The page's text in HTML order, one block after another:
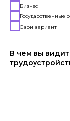
Бизнес
Государственные
Свой вариант
В чем вы